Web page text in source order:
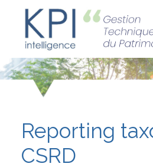
Accueil
Contact
Reporting
CSRD